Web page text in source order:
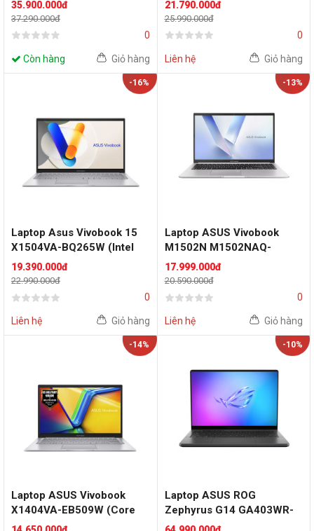
8GB | 16 inch WUXGA
144Hz | 16GB | 1TB | Win 11
35.900.000đ
37.290.000đ
0
Còn hàng Giỏ hàng
225H | 16GB | 512GB | 16
inch WUXGA 60Hz | Win 11
21.790.000đ
25.990.000đ
0
Liên hệ Giỏ hàng
-16%
Laptop Asus Vivobook 15
X1504VA-BQ265W (Intel
Core 5 120U | 16GB |
512GB | 15.6 inch FHD IPS
60Hz | Win 11 | Bạc)
19.390.000đ
22.990.000đ
0
Liên hệ Giỏ hàng
-13%
Laptop ASUS Vivobook
M1502N M1502NAQ-
BQ021W (AMD Ryzen 5
150 | AMD Radeon
Graphics | 15.6-inch FHD |
Home | Bạc)
17.999.000đ
20.590.000đ
0
Liên hệ Giỏ hàng
-14%
Laptop ASUS Vivobook
X1404VA-EB509W (Core
i3-1315U | Intel UHD
-10%
Laptop ASUS ROG
Zephyrus G14 GA403WR-
QS156WS (AMD Ryzen AI 9